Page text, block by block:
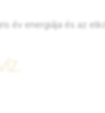
év energiája és az